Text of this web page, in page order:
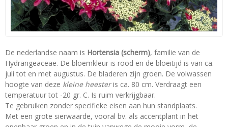
De nederlandse naam is Hortensia (scherm), familie van de
Hydrangeaceae. De bloemkleur is rood en de bloeitijd is van ca.
juli tot en met augustus. De bladeren zijn groen. De volwassen
hoogte van deze kleine heesteris ca. 80 cm. Verdraagt een
temperatuur tot -20 gr. C. Is ruim verkrijgbaar.
Te gebruiken zonder specifieke eisen aan hun standplaats.
Met een grote sierwaarde, vooral bv. als accentplant in het